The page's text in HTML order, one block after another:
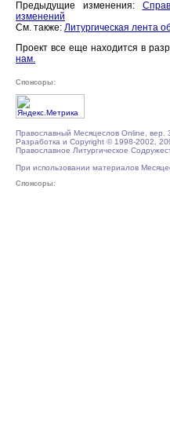
Предыдущие изменения:
изменений
См. также: Литургическая лента
Проект все еще находится в
нам.
Спонсоры:
Православный Месяцеслов Online, вер.
Разработка и Copyright © 1998-2002,
Православное Литургическое
При использовании материалов
Спонсоры: